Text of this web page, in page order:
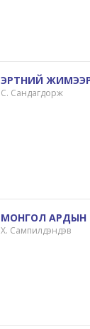
ЭРТНИЙ
С. Сандагдорж
МОНГОЛ АРДЫН
Х. Сампилдэндэв